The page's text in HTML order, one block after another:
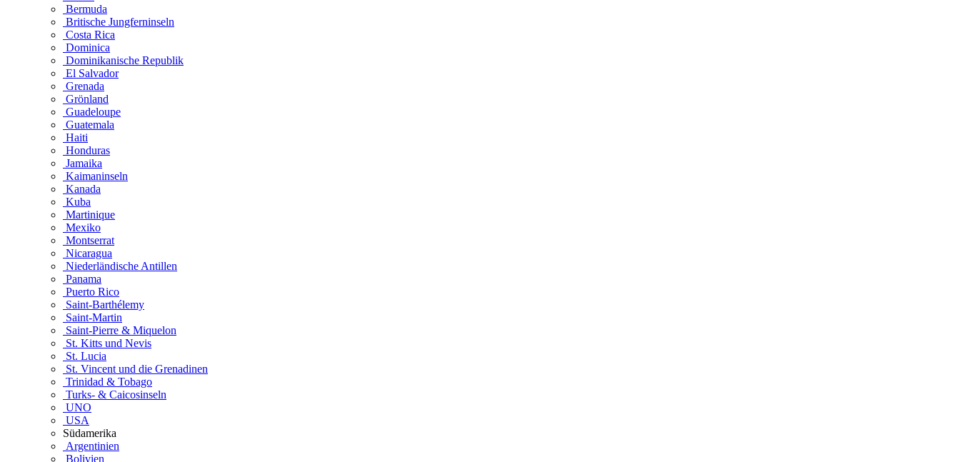
Bermuda
Britische Jungferninseln
Costa Rica
Dominica
Dominikanische Republik
El Salvador
Grenada
Grönland
Guadeloupe
Guatemala
Haiti
Honduras
Jamaika
Kaimaninseln
Kanada
Kuba
Martinique
Mexiko
Montserrat
Nicaragua
Niederländische Antillen
Panama
Puerto Rico
Saint-Barthélemy
Saint-Martin
Saint-Pierre & Miquelon
St. Kitts und Nevis
St. Lucia
St. Vincent und die Grenadinen
Trinidad & Tobago
Turks- & Caicosinseln
UNO
USA
Südamerika
Argentinien
Bolivien